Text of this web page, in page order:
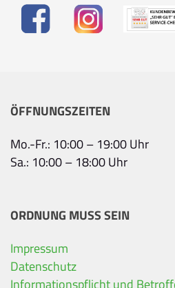
ÖFFNUNGSZEITEN
Mo.-Fr.: 10:00 – 19:00 Uhr
Sa.: 10:00 – 18:00 Uhr
ORDNUNG MUSS SEIN
Impressum
Datenschutz
Ihre